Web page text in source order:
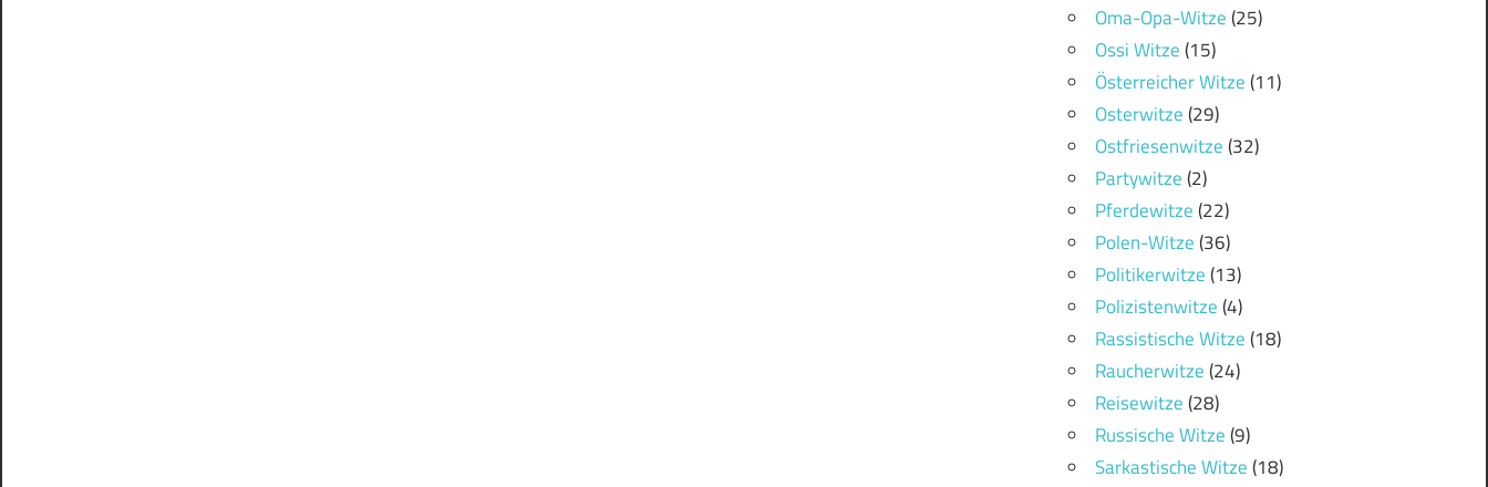
Oma-Opa-Witze(25)
Ossi Witze(15)
Österreicher Witze(11)
Osterwitze(29)
Ostfriesenwitze(32)
Partywitze(2)
Pferdewitze(22)
Polen-Witze(36)
Politikerwitze(13)
Polizistenwitze(4)
Rassistische Witze(18)
Raucherwitze(24)
Reisewitze(28)
Russische Witze(9)
Sarkastische Witze(18)